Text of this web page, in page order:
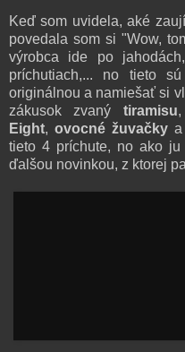
Keď som uvidela, aké
povedala som si "Wow,
výrobca ide po
príchutiach,... no tieto
originálnou a namiešať si
zákusok zvaný tiramisu
Eight, ovocné žuvačkya
tieto 4 príchute, no ako
ďalšou novinkou, z ktorej